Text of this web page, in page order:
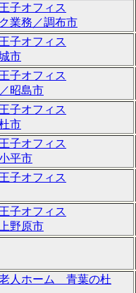
子オフィス
業務／調布市
子オフィス
市
子オフィス
昭島市
子オフィス
市
子オフィス
平市
子オフィス
子オフィス
野原市
人ホーム 青葉の杜